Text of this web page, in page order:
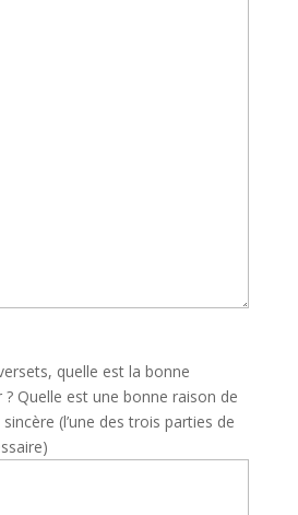
quelle est la bonne
? Quelle est une bonne raison de
(l’une des trois parties de